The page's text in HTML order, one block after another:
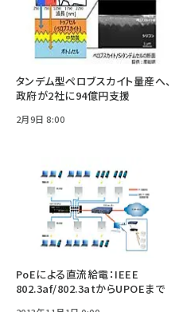
タンデム型ペロブスカイト量産へ、
政府が2社に94億円支援
2月9日 8:00
PoEによる直流給電：IEEE
802.3af/802.3atからUPOEまで